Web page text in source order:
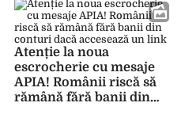
anul 2026
Atenție la noua
escrocherie cu mesaje
APIA! Românii riscă să
rămână fără banii din